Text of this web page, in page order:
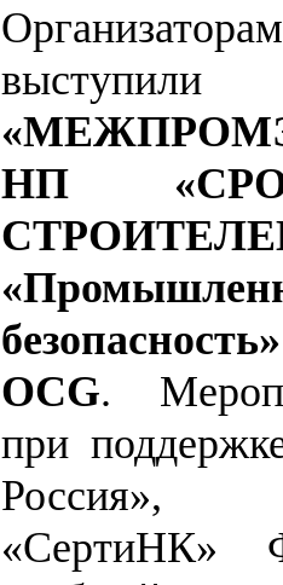
НП
OCG.
при
Россия»,
«СертиНК»